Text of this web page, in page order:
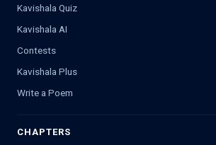
Kavishala Quiz
Kavishala AI
Contests
Kavishala Plus
Write a Poem
CHAPTERS